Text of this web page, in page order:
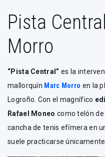
Pista
Morro
“Pista Central” es la
mallorquín Marc Morro en la
Logroño. Con el magnífico
Rafael Moneo como telón
cancha de tenis efímera en
suele practicarse